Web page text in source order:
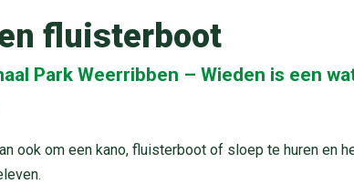
fluisterboot
Park Weerribben – Wieden is een
ook om een kano, fluisterboot of sloep te huren en